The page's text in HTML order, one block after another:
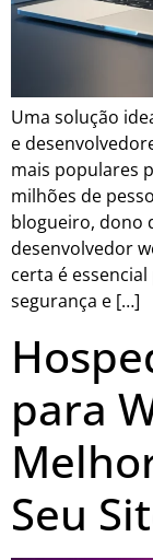
Uma solução
e
mais populares
milhões de
blogueiro, dono
desenvolvedor
certa é
segurança e […]
para
Seu